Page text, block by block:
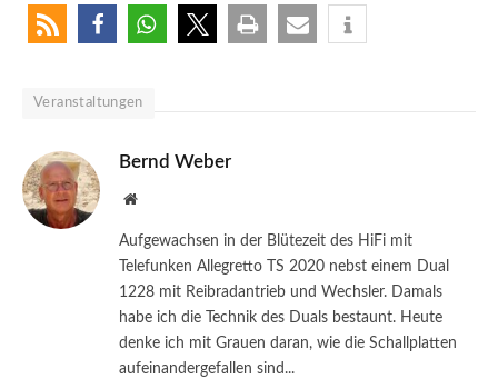
Veranstaltungen
Bernd Weber
Website
Aufgewachsen in der Blütezeit des HiFi mit
Telefunken Allegretto TS 2020 nebst einem Dual
1228 mit Reibradantrieb und Wechsler. Damals
habe ich die Technik des Duals bestaunt. Heute
denke ich mit Grauen daran, wie die Schallplatten
aufeinandergefallen sind...